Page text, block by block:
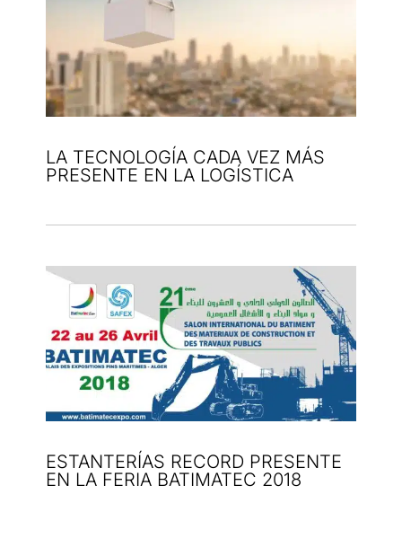
LA TECNOLOGÍA CADA VEZ MÁS
PRESENTE EN LA LOGÍSTICA
ESTANTERÍAS RECORD PRESENTE
EN LA FERIA BATIMATEC 2018